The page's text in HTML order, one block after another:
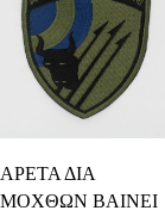
Καλάθι
ΑΡΕΤΑ ΔΙΑ
ΜΟΧΘΩΝ ΒΑΙΝΕΙ